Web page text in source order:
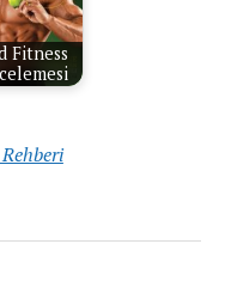
Fitness